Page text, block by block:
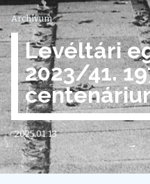
Archívum
Levéltári
2023/41.
2025.01.13